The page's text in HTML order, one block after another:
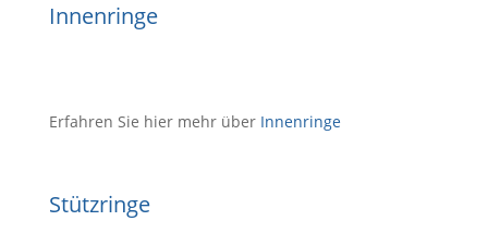
Innenringe
Erfahren Sie hier mehr über Innenringe
Stützringe